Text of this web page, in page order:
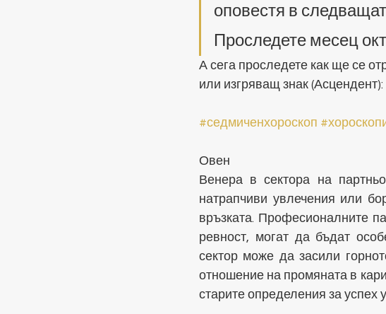
оповестя в
Проследете месец
А сега проследете как ще се
или изгряващ знак (Асцендент):
#седмиченхороскоп
Овен
Венера в сектора на
натрапчиви увлечения или
връзката. Професионалните
ревност, могат да бъдат
сектор може да засили
отношение на промяната в
старите определения за успех